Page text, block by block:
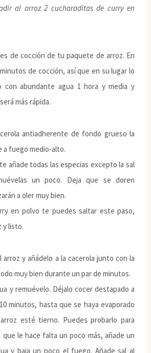
al arroz 2 cucharaditas de curry en
de cocción de tu paquete de arroz. En
de cocción, así que en su lugar lo
con abundante agua 1 hora y media y
más rápida.
antiadherente de fondo grueso la
a fuego medio-alto.
añade todas las especias excepto la sal
un poco. Deja que se doren
a oler muy bien.
en polvo te puedes saltar este paso,
y listo.
arroz y añádelo a la cacerola junto con la
muy bien durante un par de minutos.
y remuévelo. Déjalo cocer destapado a
minutos, hasta que se haya evaporado
esté tierno. Puedes probarlo para
que le hace falta un poco más, añade un
y baja un poco el fuego. Añade sal al